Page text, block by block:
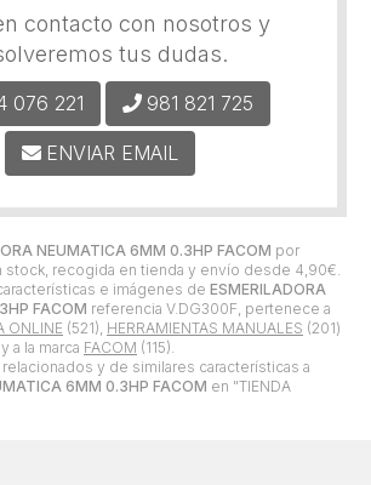
NEUMATICA 6MM 0.3HP FACOM por
stock, recogida en tienda y envío desde 4,90€
e imágenes de ESMERILADORA
FACOM referencia V.DG300F, pertenece a
ONLINE (521), HERRAMIENTAS MANUALES (201)
y a la marca FACOM (115).
y de similares características a
6MM 0.3HP FACOM en "TIENDA
contacto con nosotros y
tus dudas.
076 221 981 821 725
ENVIAR EMAIL